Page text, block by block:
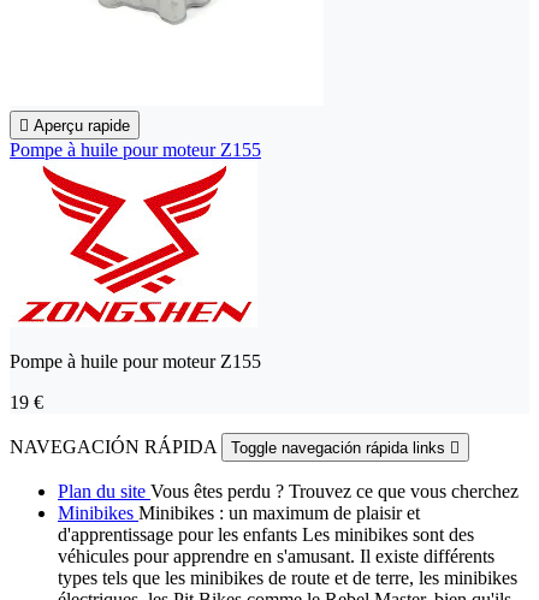
 Aperçu rapide
Pompe à huile pour moteur Z155
Pompe à huile pour moteur Z155
19 €
NAVEGACIÓN RÁPIDA Toggle navegación rápida links 
Plan du site Vous êtes perdu ? Trouvez ce que vous cherchez
Minibikes Minibikes : un maximum de plaisir et
d'apprentissage pour les enfants Les minibikes sont des
véhicules pour apprendre en s'amusant. Il existe différents
types tels que les minibikes de route et de terre, les minibikes